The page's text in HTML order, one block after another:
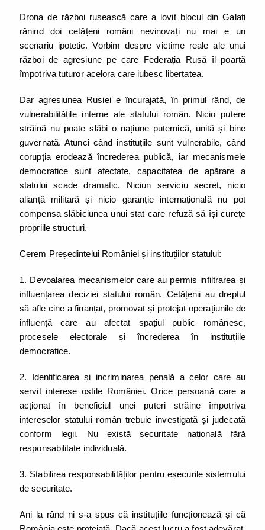
Drona de război rusească care a lovit blocul din Galați
rănind doi cetățeni români nevinovați nu mai e un
scenariu ipotetic. Vorbim despre victime reale ale unui
război de agresiune pe care Federația Rusă îl poartă
împotriva tuturor acelora care iubesc libertatea.
Dar agresiunea Rusiei e încurajată, în primul rând, de
vulnerabilitățile interne ale statului român. Nicio putere
străină nu poate slăbi o națiune puternică, unită și bine
guvernată. Atunci când instituțiile sunt vulnerabile, când
corupția erodează încrederea publică, iar mecanismele
democratice sunt afectate, capacitatea de apărare a
statului scade dramatic. Niciun serviciu secret, nicio
alianță militară și nicio garanție internațională nu pot
compensa slăbiciunea unui stat care refuză să își curețe
propriile structuri.
Cerem Președintelui României și instituțiilor statului:
1. Devoalarea mecanismelor care au permis infiltrarea și
influențarea deciziei statului român. Cetățenii au dreptul
să afle cine a finanțat, promovat și protejat operațiunile de
influență care au afectat spațiul public românesc,
procesele electorale și încrederea în instituțiile
democratice.
2. Identificarea și incriminarea penală a celor care au
servit interese ostile României. Orice persoană care a
acționat în beneficiul unei puteri străine împotriva
intereselor statului român trebuie investigată și judecată
conform legii. Nu există securitate națională fără
responsabilitate individuală.
3. Stabilirea responsabilităților pentru eșecurile sistemului
de securitate.
Ani la rând ni s-a spus că instituțiile funcționează și că